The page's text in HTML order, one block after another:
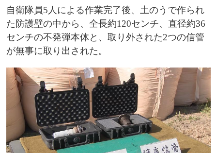
自衛隊員5人による作業完了後、土のうで作られ
た防護壁の中から、全長約120センチ、直径約36
センチの不発弾本体と、取り外された2つの信管
が無事に取り出された。